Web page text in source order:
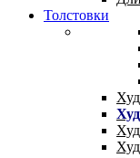
Толстовки